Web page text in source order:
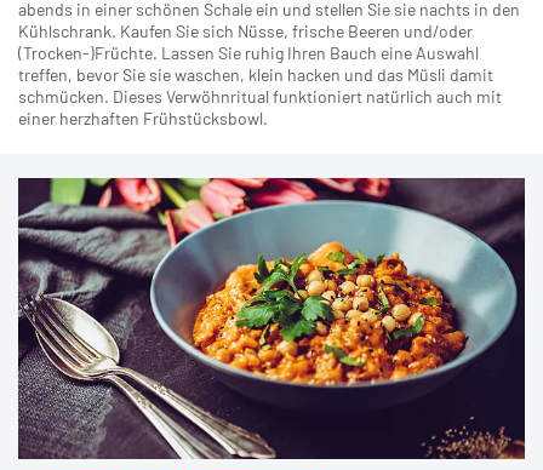
abends in einer schönen Schale ein und stellen Sie sie nachts in den
Kühlschrank. Kaufen Sie sich Nüsse, frische Beeren und/oder
(Trocken-)Früchte. Lassen Sie ruhig Ihren Bauch eine Auswahl
treffen, bevor Sie sie waschen, klein hacken und das Müsli damit
schmücken. Dieses Verwöhnritual funktioniert natürlich auch mit
einer herzhaften Frühstücksbowl.